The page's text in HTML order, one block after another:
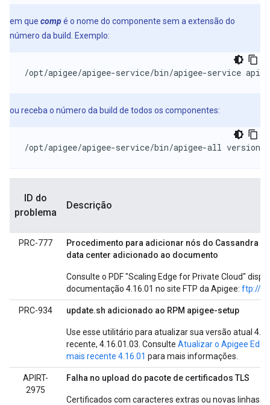
em que compé o nome do componente sem a extensão do
número da build. Exemplo:
/opt/apigee/apigee-service/bin/apigee-service
ou receba o número da build de todos os componentes:
/opt/apigee/apigee-service/bin/apigee-all version
ID do
problema
Descrição
PRC-777
Procedimento para adicionar nós do Cassandra e
data center adicionado ao documento
Consulte o PDF "Scaling Edge for Private Cloud"
documentação 4.16.01 no site FTP da Apigee: ftp://
PRC-934 update.sh adicionado ao RPM apigee-setup
Use esse utilitário para atualizar sua versão atual
recente, 4.16.01.03. Consulte Atualizar o Apigee
mais recente 4.16.01 para mais informações.
APIRT-
2975
Falha no upload do pacote de certificados TLS
Certificados com caracteres extras ou novas linhas